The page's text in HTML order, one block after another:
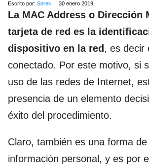
Escrito por: Shrek 30 enero 2019
La MAC Address o Dirección
tarjeta de red es la
dispositivo en la red , es decir
conectado. Por este motivo, si
uso de las redes de Internet,
presencia de un elemento
éxito del procedimiento.
Claro, también es una forma
información personal, y es por